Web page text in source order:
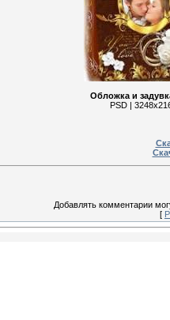
Обложка и
PSD |
Добавлять комментарии
[